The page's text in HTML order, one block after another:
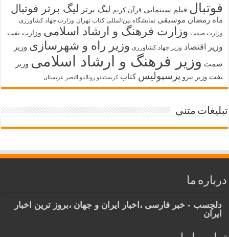
فوتبال فیلم سینمایی قرآن کریم لیگ برتر لیگ برتر فوتبال
ماه رمضان موسیقی نمایشگاه بین‌المللی کتاب تهران وزارت جهاد کشاورزی
وزارت صمت وزارت فرهنگ و ارشاد اسلامی وزارت نفت
وزیر اقتصاد وزیر جهاد کشاورزی وزیر راه و شهرسازی وزیر
صمت وزیر فرهنگ و ارشاد اسلامی وزیر
نفت وزیر نیرو پرسپولیس کتاب کریستیانو رونالدو النصر عربستان
تبلیغات متنی
درباره ما
دلچسب - خبر فارسی ،اخبار ایران و جهان ،بروز ترین اخبار
ایران